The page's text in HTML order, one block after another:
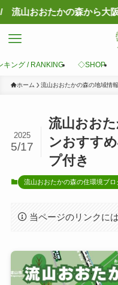
ング / RANKING ◇SHOP
ホーム 流山おおたかの森の地域情
流山おお
ンおすす
プ付き
2025
5/17
流山おおたかの森の住環境ブ
当ページのリンクに